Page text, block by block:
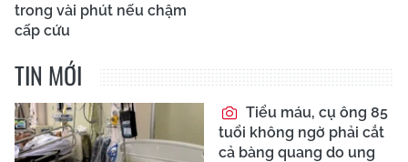
trong vài phút nếu chậm
cấp cứu
TIN MỚI
Tiểu máu, cụ ông 85
tuổi không ngờ phải cắt
cả bàng quang do ung